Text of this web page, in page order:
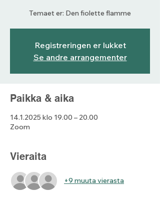
Temaet er: Den fiolette flamme
Registreringen er lukket
Se andre arrangementer
Paikka & aika
14.1.2025 klo 19.00 – 20.00
Zoom
Vieraita
+9 muuta vierasta